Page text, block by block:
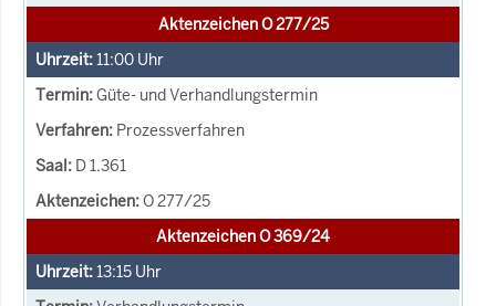
Aktenzeichen O 277/25
11:00 Uhr
Güte- und Verhandlungstermin
Prozessverfahren
D 1.361
O 277/25
Aktenzeichen O 369/24
13:15 Uhr